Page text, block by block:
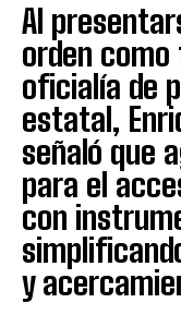
Al
orden
oficialía de
estatal,
señaló que
para el
con
y